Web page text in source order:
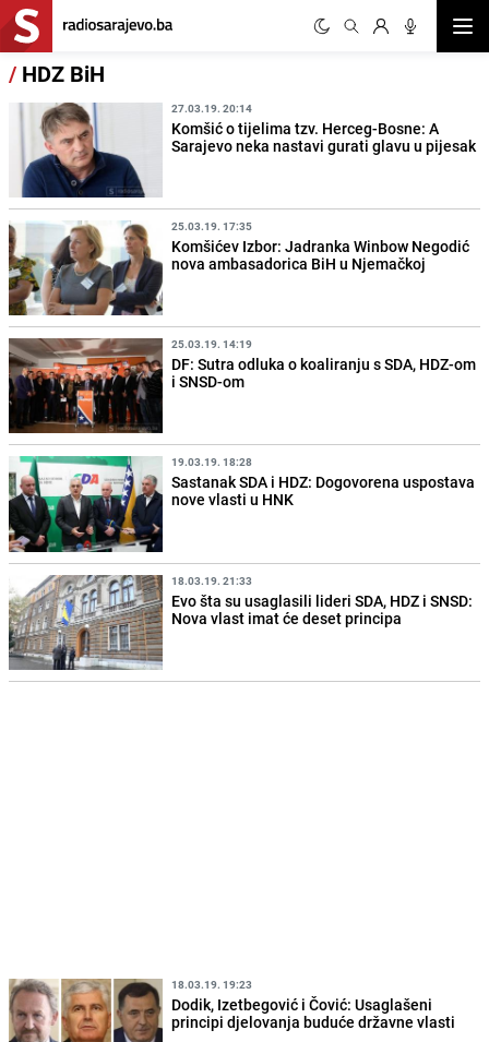
/ HDZ BiH
27.03.19. 20:14
Komšić o tijelima tzv. Herceg-Bosne: A
Sarajevo neka nastavi gurati glavu u pijesak
25.03.19. 17:35
Komšićev Izbor: Jadranka Winbow Negodić
nova ambasadorica BiH u Njemačkoj
25.03.19. 14:19
DF: Sutra odluka o koaliranju s SDA, HDZ-om
i SNSD-om
19.03.19. 18:28
Sastanak SDA i HDZ: Dogovorena uspostava
nove vlasti u HNK
18.03.19. 21:33
Evo šta su usaglasili lideri SDA, HDZ i SNSD:
Nova vlast imat će deset principa
18.03.19. 19:23
Dodik, Izetbegović i Čović: Usaglašeni
principi djelovanja buduće državne vlasti